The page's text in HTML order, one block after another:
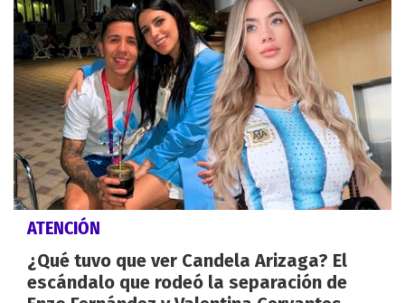
ATENCIÓN
¿Qué tuvo que ver Candela Arizaga? El
escándalo que rodeó la separación de